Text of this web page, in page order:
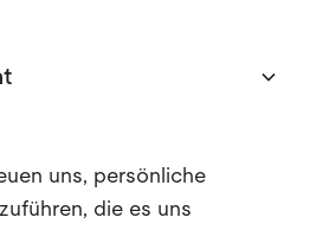
uns, persönliche
die es uns